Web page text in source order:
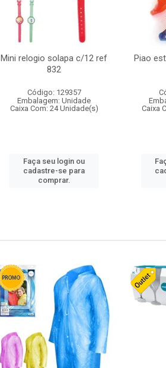
Mini relogio solapa c/12 ref
832
Código: 129357
Embalagem: Unidade
Caixa Com: 24 Unidade(s)
Faça seu login ou
cadastre-se para
comprar.
Piao
Caixa